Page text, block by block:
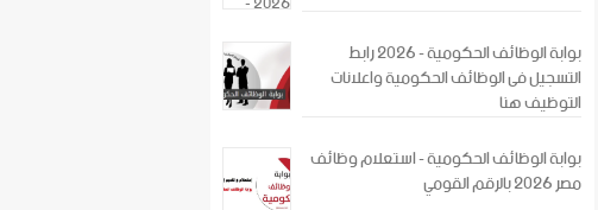
بوابة الوظائف الحكومية - 2026 رابط
التسجيل فى الوظائف الحكومية واعلانات
التوظيف هنا
بوابة الوظائف الحكومية - استعلام وظائف
مصر 2026 بالرقم القومي